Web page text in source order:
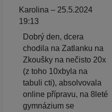
Karolina – 25.5.2024
19:13
Dobrý den, dcera
chodila na Zatlanku na
Zkoušky na nečisto 20x
(z toho 10xbyla na
tabuli cti), absolvovala
online přípravu, na 8leté
gymnázium se